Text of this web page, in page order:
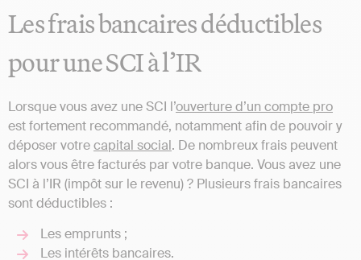
Les frais bancaires déductibles
pour une SCI à l’IR
Lorsque vous avez une SCI l’ouverture d’un compte pro
est fortement recommandé, notamment afin de pouvoir y
déposer votrecapital social. De nombreux frais peuvent
alors vous être facturés par votre banque. Vous avez une
SCI à l’IR (impôt sur le revenu) ? Plusieurs frais bancaires
sont déductibles :
Les emprunts ;
Les intérêts bancaires.